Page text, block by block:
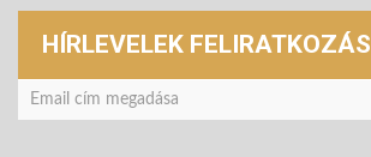
HÍRLEVELEK FELIRATKOZÁS